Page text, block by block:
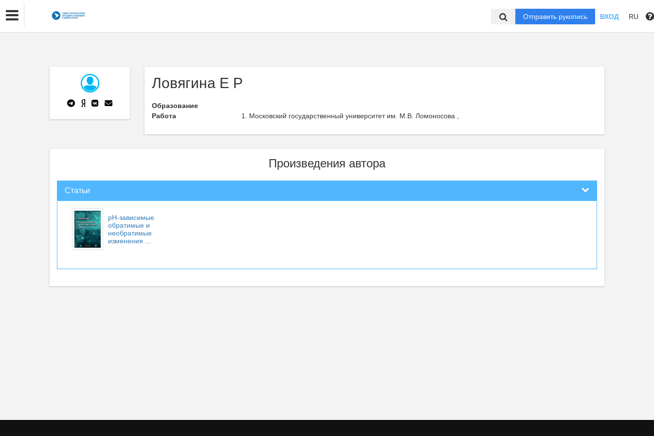
Отправить рукопись ВХОД RU
Ловягина Е Р
Образование
Работа
Московский государственный университет им. М.В. Ломоносова ,
Произведения автора
Статьи
рН-зависимые
обратимые и
необратимые
изменения ...